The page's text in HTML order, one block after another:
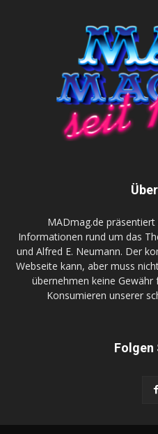
MADmag.de
Informationen rund um das
und Alfred E. Neumann. Der
Webseite kann, aber muss
übernehmen keine Gewähr
Konsumieren unserer
Folgen